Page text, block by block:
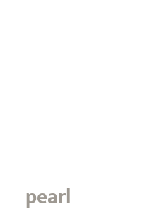
pearl